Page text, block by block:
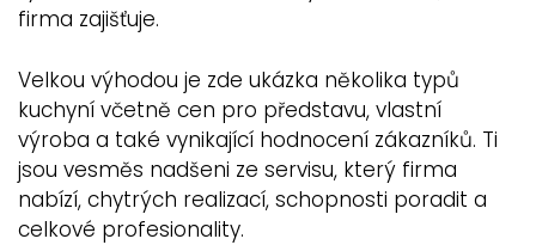
firma zajišťuje.
Velkou výhodou je zde ukázka několika typů
kuchyní včetně cen pro představu, vlastní
výroba a také vynikající hodnocení zákazníků. Ti
jsou vesměs nadšeni ze servisu, který firma
nabízí, chytrých realizací, schopnosti poradit a
celkové profesionality.